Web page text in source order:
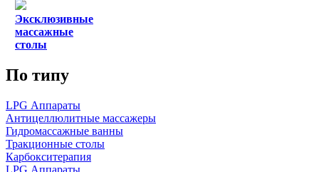
Эксклюзивные
массажные
столы
По типу
LPG Аппараты
Антицеллюлитные массажеры
Гидромассажные ванны
Тракционные столы
Карбокситерапия
LPG Аппараты